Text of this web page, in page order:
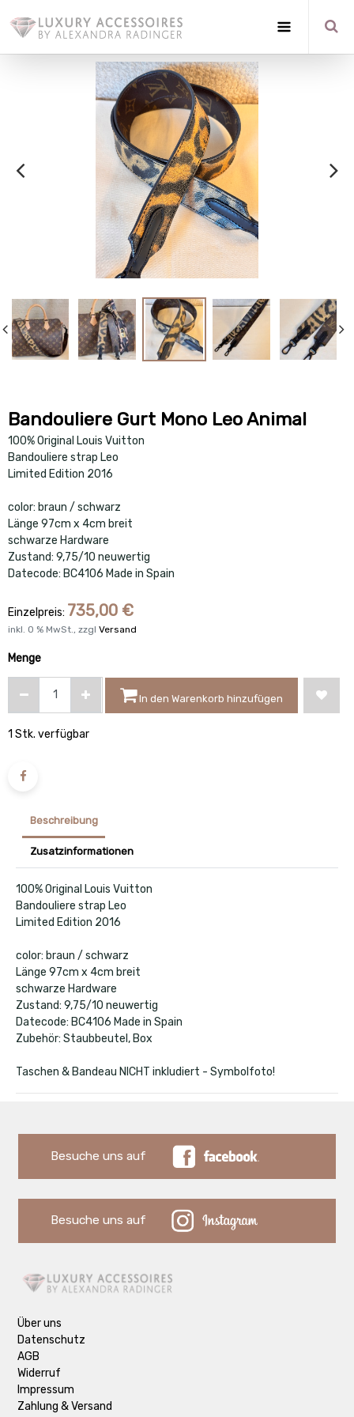
Bandouliere Gurt Mono Leo Animal
100% Original Louis Vuitton
Bandouliere strap Leo
Limited Edition 2016
color: braun / schwarz
Länge 97cm x 4cm breit
schwarze Hardware
Zustand: 9,75/10 neuwertig
Datecode: BC4106 Made in Spain
Einzelpreis: 735,00 €
inkl. 0 % MwSt., zzgl Versand
Menge
In den Warenkorb hinzufügen
1 Stk. verfügbar
Beschreibung
Zusatzinformationen
100% Original Louis Vuitton
Bandouliere strap Leo
Limited Edition 2016
color: braun / schwarz
Länge 97cm x 4cm breit
schwarze Hardware
Zustand: 9,75/10 neuwertig
Datecode: BC4106 Made in Spain
Zubehör: Staubbeutel, Box
Taschen & Bandeau NICHT inkludiert - Symbolfoto!
Besuche uns auf
Besuche uns auf
Über uns
Datenschutz
AGB
Widerruf
Impressum
Zahlung & Versand